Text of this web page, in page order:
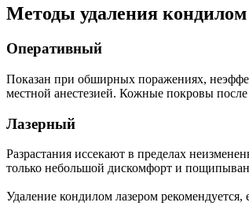
Методы удаления кондилом
Оперативный
Показан при обширных поражениях,
местной анестезией. Кожные покровы
Лазерный
Разрастания иссекают в пределах
только небольшой дискомфорт и
Удаление кондилом лазером